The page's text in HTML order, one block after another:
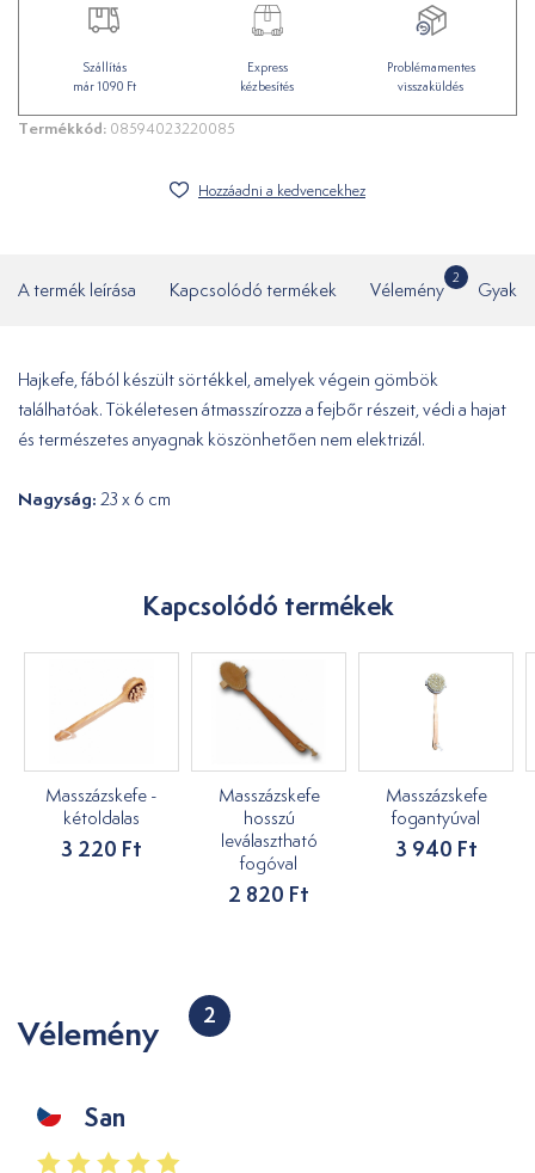
Szállítás
már 1090 Ft
Express
kézbesítés
Problémamentes
visszaküldés
Termékkód: 08594023220085
Hozzáadni a kedvencekhez
A termék leírása Kapcsolódó termékek Vélemény
2
Hajkefe, fából készült sörtékkel, amelyek végein gömbök
találhatóak. Tökéletesen átmasszírozza a fejbőr részeit, védi a hajat
és természetes anyagnak köszönhetően nem elektrizál.
Nagyság: 23 x 6 cm
Kapcsolódó termékek
Masszázskefe -
kétoldalas
3 220 Ft
Masszázskefe
hosszú
leválasztható
fogóval
2 820 Ft
Masszázskefe
fogantyúval
3 940 Ft
Vélemény 2
San